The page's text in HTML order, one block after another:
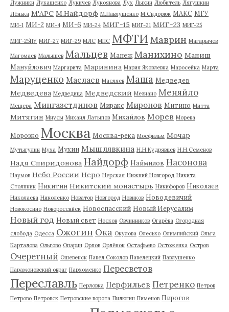
Лужники Лукашенко Лукичев Лукоянова Лух Лыхин Любитель Лягушкин
Лёнька М'АРС М.Найдорф М.Павлушенко М.Сидорюк МАКС МГУ
МИ-1 МИ-2 МИ-4 МИ-6 МИ-24 МИГ-15 МИГ-21 МИГ-23 МИГ-25
МИГ-25ПУ МИГ-27 МИГ-29 МЛС МПС МФТИ Маврин Магарычев
Магомаев Малышев Мальцев Манеж Манихино Маниш
Мануйлович Маргарита Маринина Мария Яковлевна Маросейка Марта
Маруценко Маслаев Масляев Маша Медведев
Медведева Медведица Медведский Мезиано Меняйло
Мещера Мингазетдинов Миракс Миронов Митино Митта
Митягин Миусы Михаил Латыпов Михайлов Морев Морева
Морозко Москва Москва-река Мосфильм Мочар
Мутыгулин Муха Мухин Мышлявкина Н.Н.Кудрявцев Н.Н.Семенов
Надя Спиридонова Найдорф Наймилов Насонова
Наумов Небо России Неро Нерская Нижний Новгород Никита
Столпник Никитин Никитский монастырь Никифоров Николаев
Николаева Николенко Новатор Новгород Новиков Новодевичий
Новокосино Новороссийск Новоспасский Новый Иерусалим
Новый год Новый свет Носков Овчинников Огарёва Огородная
слобода Одесса Ожогин Ока Окулова Олесько Олимпийский Ольга
Карталова Ольгово Опарин Орлов Орлёнок Остафьево Остоженка Остров
Очеретный Ошевенск Павел Соколов Павелецкий Павлушенко
Парамоновский овраг Пархоменко Пересветов
Переславль Перловка Перфильев Петренко Петров
Петрово Петровск Петровские ворота Пилюгин Пименов Пирогов